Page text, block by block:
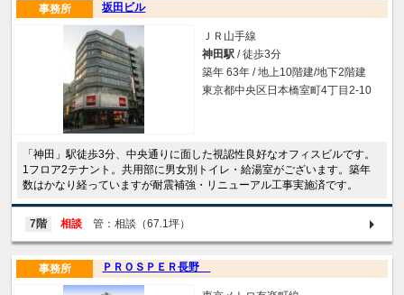
坂田ビル
事務所
ＪＲ山手線
神田駅 / 徒歩3分
築年 63年 / 地上10階建/地下2階建
東京都中央区日本橋室町4丁目2-10
「神田」駅徒歩3分、中央通りに面した視認性良好なオフィスビルです。
1フロア2テナント。共用部に男女別トイレ・給湯室がございます。築年
数はかなり経っていますが耐震補強・リニューアル工事実施済です。
7階 相談 管：相談（67.1坪）
ＰＲＯＳＰＥＲ長野
事務所